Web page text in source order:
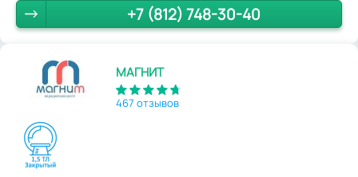
+7 (812) 748-30-40
МАГНИТ
467 отзывов